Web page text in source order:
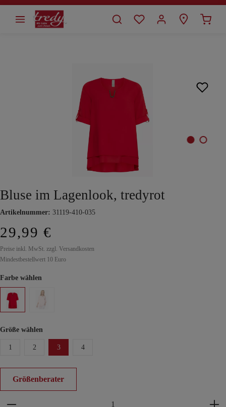
springen
Bluse im Lagenlook, tredyrot
Artikelnummer: 31119-410-035
29,99 €
Preise inkl. MwSt. zzgl. Versandkosten
Mindestbestellwert 10 Euro
Farbe wählen
Größe wählen
1 2 3 4
Größenberater
Produkt Anzahl: Gib den gewünschten Wert ein